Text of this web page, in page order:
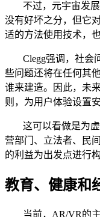
不过，元宇宙发
没有好坏之分，但它
适的方法使用技术，
Clegg强调，社会
些问题还将在任何其
谁来建造。因此，未
则，为用户体验设置
这可以看做是为
营部门、立法者、民
的利益为出发点进行构
教育、健康和
当前，AR/VR的